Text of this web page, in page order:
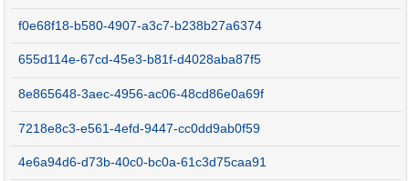
f0e68f18-b580-4907-a3c7-b238b27a6374
655d114e-67cd-45e3-b81f-d4028aba87f5
8e865648-3aec-4956-ac06-48cd86e0a69f
7218e8c3-e561-4efd-9447-cc0dd9ab0f59
4e6a94d6-d73b-40c0-bc0a-61c3d75caa91